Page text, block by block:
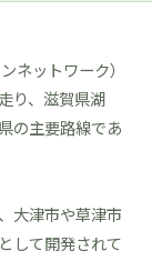
ネットワーク）
り、滋賀県湖
の主要路線であ
大津市や草津市
して開発されて